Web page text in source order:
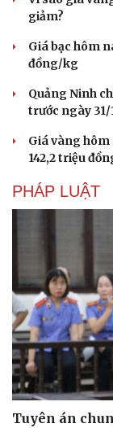
giảm?
Giá bạc hôm
đồng/kg
Quảng Ninh
trước ngày 31/
Giá vàng hôm
142,2 triệu
PHÁP LUẬT
Tuyên án